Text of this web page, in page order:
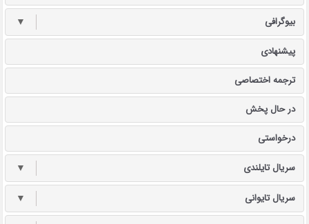
بیوگرافی ▼
پیشنهادی
ترجمه اختصاصی
در حال پخش
درخواستی
سریال تایلندی ▼
سریال تایوانی ▼